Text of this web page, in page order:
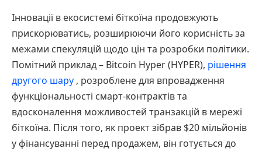
Інновації в екосистемі біткоїна продовжують
прискорюватись, розширюючи його корисність за
межами спекуляцій щодо цін та розробки політики.
Помітний приклад – Bitcoin Hyper (HYPER), рішення
другого шару , розроблене для впровадження
функціональності смарт-контрактів та
вдосконалення можливостей транзакцій в мережі
біткоїна. Після того, як проект зібрав $20 мільйонів
у фінансуванні перед продажем, він готується до